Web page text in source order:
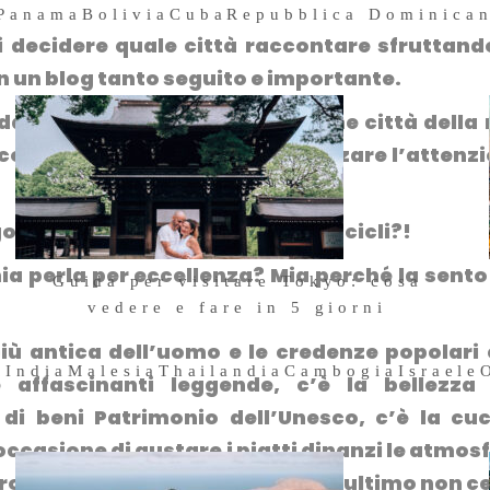
Bolivia CubaRepubblica
Guida per visitare Tokyo: cosa
vedere e fare in 5 giorni
India Malesia ThailandiaCambogia Israele
quale città raccontare
un blog tanto seguito e importante.
una delletante e bellissime città della
scegliere su quale focalizzare
ma poi ….. perché nonScicli?!
perla per eccellenza? Mia perché la
antica dell’uomo e le credenze popolari
leggende, c’è la bellezza
beni Patrimonio dell’Unesco, c’è la
di gustare i piatti dinanzi le
palazzi risalenti al 1700 e c’è, ultimo non